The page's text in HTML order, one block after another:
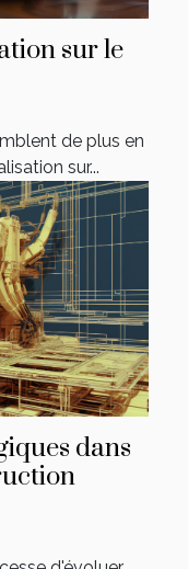
sur le
de plus en
sur...
dans